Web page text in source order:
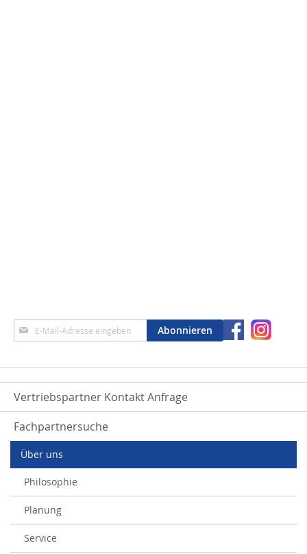
Anmeldung
zum
Abonnieren
Vertriebspartner Kontakt Anfrage
Fachpartnersuche
Über uns
Philosophie
Planung
Service